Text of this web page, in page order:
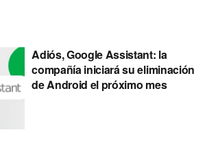
Adiós, Google Assistant: la
compañía iniciará su eliminación
de Android el próximo mes